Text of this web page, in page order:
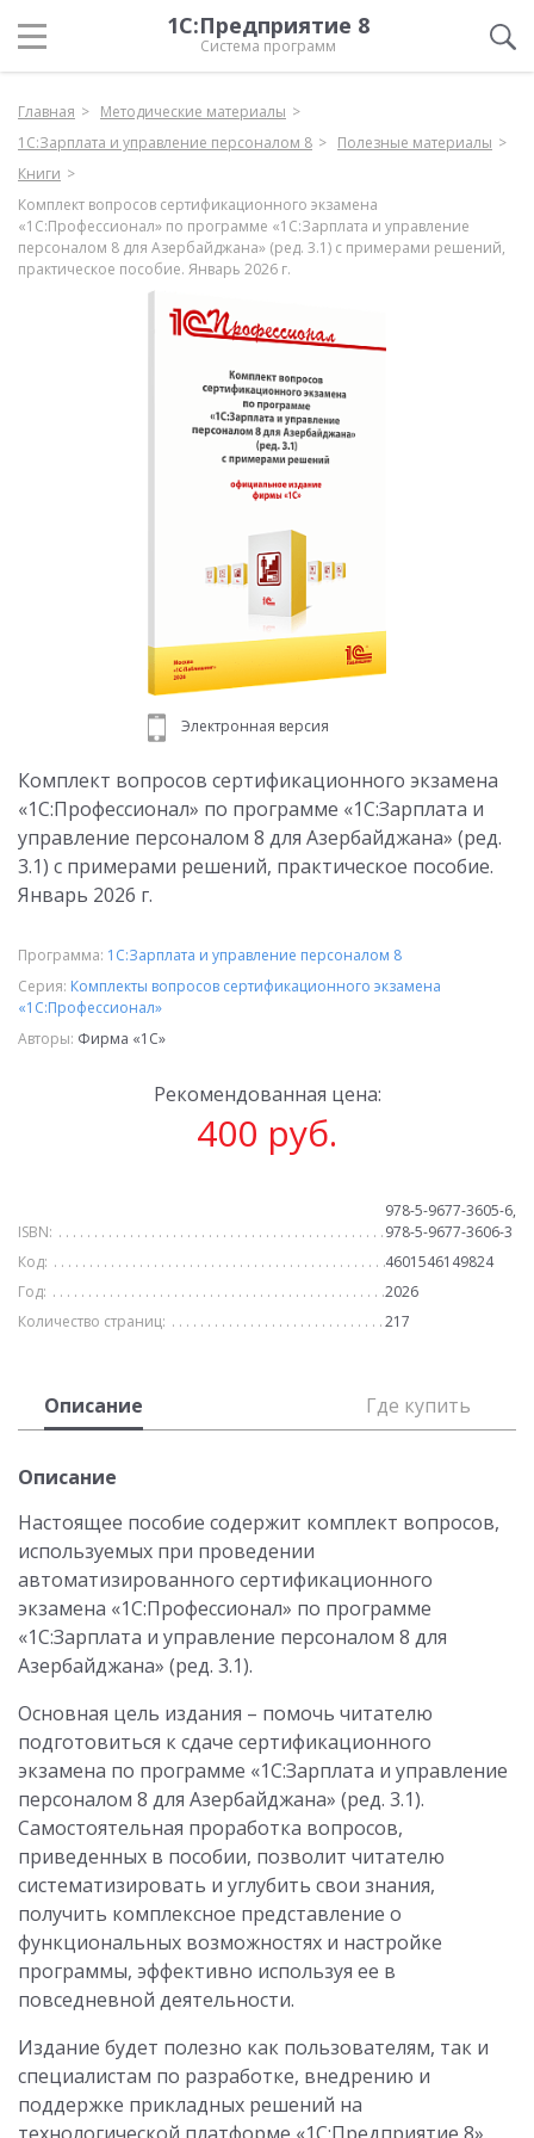
1С:Предприятие 8
Система программ
Главная
Методические материалы
1С:Зарплата и управление персоналом 8
Полезные материалы
Книги
Комплект вопросов сертификационного экзамена
«1С:Профессионал» по программе «1С:Зарплата и управление
персоналом 8 для Азербайджана» (ред. 3.1) с примерами решений,
практическое пособие. Январь 2026 г.
Комплект вопросов сертификационного экзамена
«1С:Профессионал» по программе «1С:Зарплата и
управление персоналом 8 для Азербайджана» (ред.
3.1) с примерами решений, практическое пособие.
Январь 2026 г.
Электронная версия
Программа: 1С:Зарплата и управление персоналом 8
Серия: Комплекты вопросов сертификационного экзамена
«1С:Профессионал»
Авторы: Фирма «1С»
Рекомендованная цена:
400 руб.
ISBN:
978-5-9677-3605-6,
978-5-9677-3606-3
Код:
4601546149824
Год:
2026
Количество страниц:
217
Описание Где купить
Описание
Настоящее пособие содержит комплект вопросов,
используемых при проведении
автоматизированного сертификационного
экзамена «1С:Профессионал» по программе
«1С:Зарплата и управление персоналом 8 для
Азербайджана» (ред. 3.1).
Основная цель издания – помочь читателю
подготовиться к сдаче сертификационного
экзамена по программе «1С:Зарплата и управление
персоналом 8 для Азербайджана» (ред. 3.1).
Самостоятельная проработка вопросов,
приведенных в пособии, позволит читателю
систематизировать и углубить свои знания,
получить комплексное представление о
функциональных возможностях и настройке
программы, эффективно используя ее в
повседневной деятельности.
Издание будет полезно как пользователям, так и
специалистам по разработке, внедрению и
поддержке прикладных решений на